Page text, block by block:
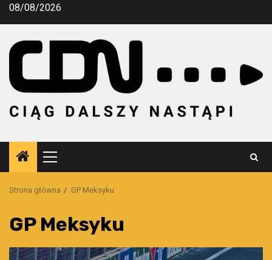
Przejdź
08/08/2026
Menu
główne
Strona główna GP Meksyku
GP Meksyku